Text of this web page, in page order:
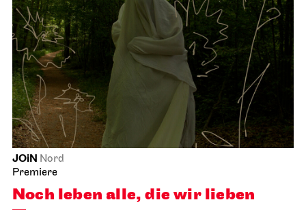
La Cenerentola
01.04.2027
19:00 - 22:30
Fr, 02.04.2027